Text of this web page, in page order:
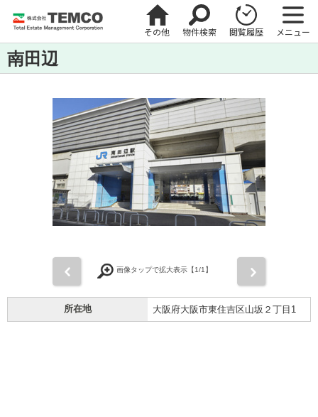
その他 物件検索 閲覧履歴 メニュー
南田辺
画像タップで拡大表示【1/1】
所在地 大阪府大阪市東住吉区山坂２丁目1